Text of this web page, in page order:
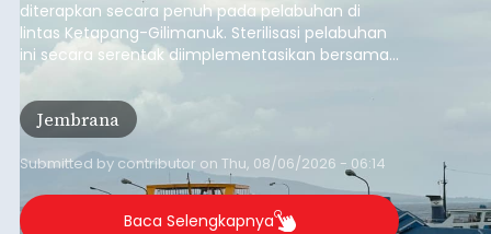
diterapkan secara penuh pada pelabuhan di
lintas Ketapang-Gilimanuk. Sterilisasi pelabuhan
ini secara serentak diimplementasikan bersama
empat pelabuhan utama lainnya, yakni
Pelabuhan Merak, Bakauheni, Kayangan, dan
Lembar pada Rabu (5/8/2026).
Jembrana
Submitted by contributor on Thu, 08/06/2026 - 06:14
Baca Selengkapnya